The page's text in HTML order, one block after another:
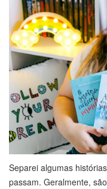
Separei algumas
passam. Geralmente,